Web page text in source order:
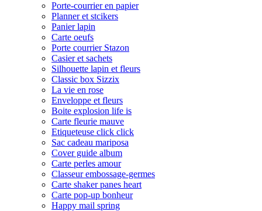
Porte-courrier en papier
Planner et stcikers
Panier lapin
Carte oeufs
Porte courrier Stazon
Casier et sachets
Silhouette lapin et fleurs
Classic box Sizzix
La vie en rose
Enveloppe et fleurs
Boite explosion life is
Carte fleurie mauve
Etiqueteuse click click
Sac cadeau mariposa
Cover guide album
Carte perles amour
Classeur embossage-germes
Carte shaker panes heart
Carte pop-up bonheur
Happy mail spring